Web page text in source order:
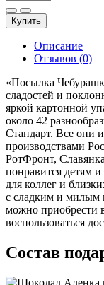
Купить
Описание
Отзывов (0)
«Посылка
сладостей и
яркой картонной
около 42
Стандарт. Все они
производствами
РотФронт,
понравится детям
для коллег и
с сладким и милым
можно приобрести
воспользоваться
Состав